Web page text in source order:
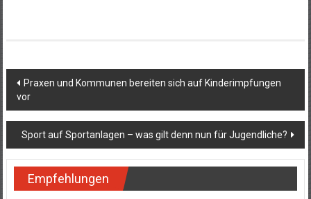
Beitragsnavigation
Praxen und Kommunen bereiten sich auf Kinderimpfungen
vor
Sport auf Sportanlagen – was gilt denn nun für Jugendliche?
Empfehlungen